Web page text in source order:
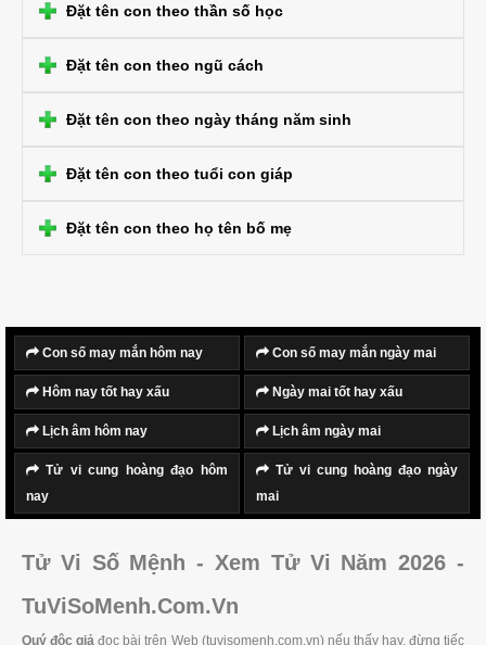
Đặt tên con theo thần số học
Đặt tên con theo ngũ cách
Đặt tên con theo ngày tháng năm sinh
Đặt tên con theo tuổi con giáp
Đặt tên con theo họ tên bố mẹ
Con số may mắn hôm nay Con số may mắn ngày mai
Hôm nay tốt hay xấu Ngày mai tốt hay xấu
Lịch âm hôm nay Lịch âm ngày mai
Tử vi cung hoàng đạo hôm
nay
Tử vi cung hoàng đạo ngày
mai
Tử Vi Số Mệnh - Xem Tử Vi Năm 2026 -
TuViSoMenh.Com.Vn
Quý độc giả đọc bài trên Web (tuvisomenh.com.vn) nếu thấy hay, đừng tiếc